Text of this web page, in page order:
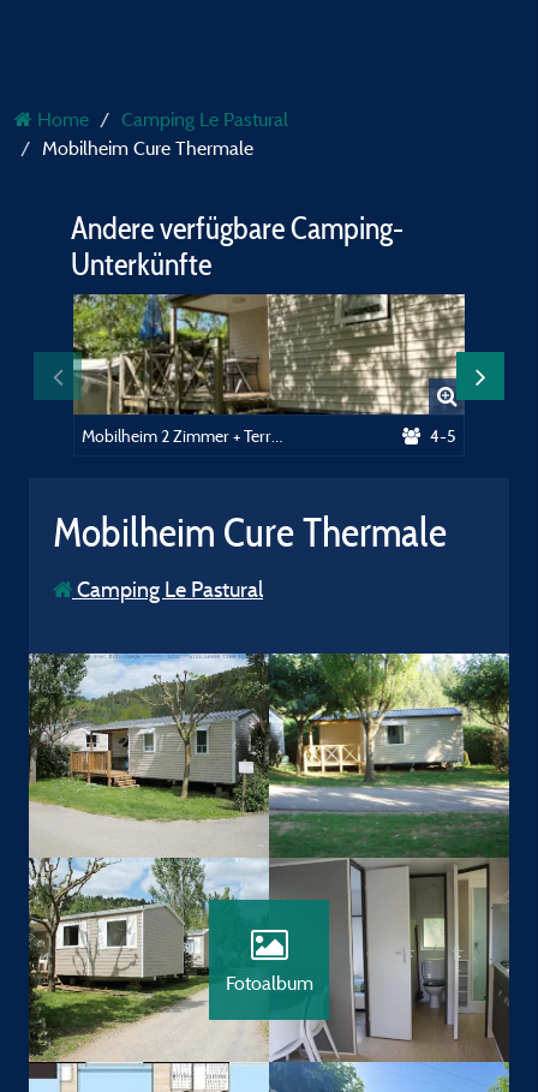
Home
Camping Le Pastural
Mobilheim Cure Thermale
Andere verfügbare Camping-
Unterkünfte
4-5
Mobilheim Cure Thermale
Camping Le Pastural
Fotoalbum